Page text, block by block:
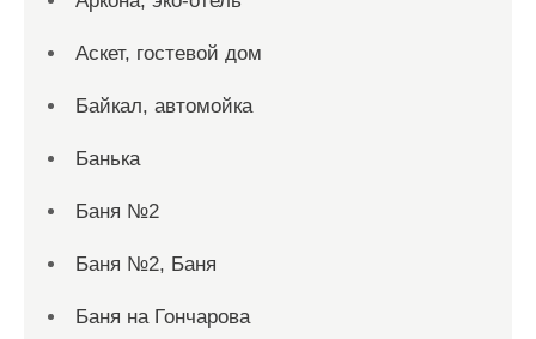
Аскет, гостевой дом
Байкал, автомойка
Банька
Баня №2
Баня №2, Баня
Баня на Гончарова